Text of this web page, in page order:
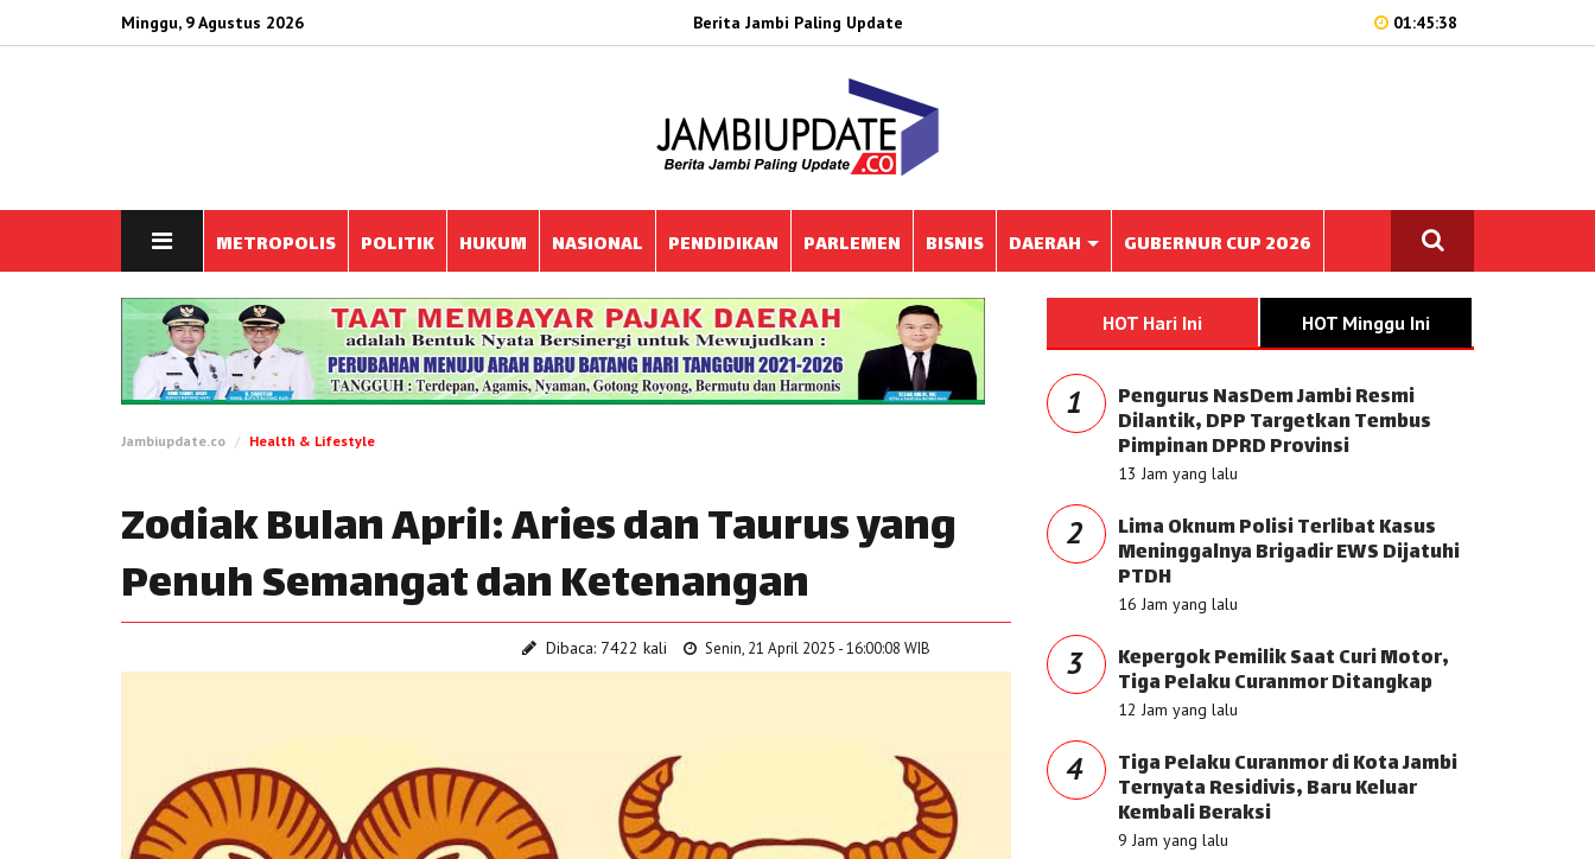
Minggu, 9 Agustus 2026 Berita Jambi Paling Update 01:45:38
METROPOLIS POLITIK HUKUM NASIONAL PENDIDIKAN PARLEMEN BISNIS DAERAH GUBERNUR CUP 2026
Jambiupdate.co Health & Lifestyle
Zodiak Bulan April: Aries dan Taurus yang
Penuh Semangat dan Ketenangan
Dibaca: 7422 kali Senin, 21 April 2025 - 16:00:08 WIB
HOT Hari Ini HOT Minggu Ini
1 Pengurus NasDem Jambi Resmi
Dilantik, DPP Targetkan Tembus
Pimpinan DPRD Provinsi
13 Jam yang lalu
2 Lima Oknum Polisi Terlibat Kasus
Meninggalnya Brigadir EWS Dijatuhi
PTDH
16 Jam yang lalu
3 Kepergok Pemilik Saat Curi Motor,
Tiga Pelaku Curanmor Ditangkap
12 Jam yang lalu
4 Tiga Pelaku Curanmor di Kota Jambi
Ternyata Residivis, Baru Keluar
Kembali Beraksi
9 Jam yang lalu